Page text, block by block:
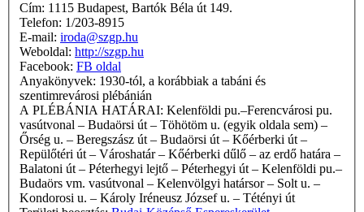
Cím: 1115 Budapest, Bartók Béla út 149.
Telefon: 1/203-8915
E-mail: iroda@szgp.hu
Weboldal: http://szgp.hu
Facebook: FB oldal
Anyakönyvek: 1930-tól, a korábbiak a tabáni és
szentimrevárosi plébánián
A PLÉBÁNIA HATÁRAI: Kelenföldi pu.–Ferencvárosi pu.
vasútvonal – Budaörsi út – Töhötöm u. (egyik oldala sem) –
Őrség u. – Beregszász út – Budaörsi út – Kőérberki út –
Repülőtéri út – Városhatár – Kőérberki dűlő – az erdő határa –
Balatoni út – Péterhegyi lejtő – Péterhegyi út – Kelenföldi pu.–
Budaörs vm. vasútvonal – Kelenvölgyi határsor – Solt u. –
Kondorosi u. – Károly Iréneusz József u. – Tétényi út